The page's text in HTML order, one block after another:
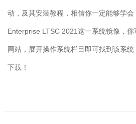
动，及其安装教程，相信你一定能够学
Enterprise LTSC 2021这一系统镜像，你
网站，展开操作系统栏目即可找到该系
下载！